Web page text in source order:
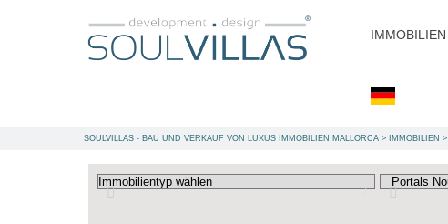
IMMOBILIEN
SOULVILLAS - BAU UND VERKAUF VON LUXUS IMMOBILIEN MALLORCA > IMMOBILIEN >